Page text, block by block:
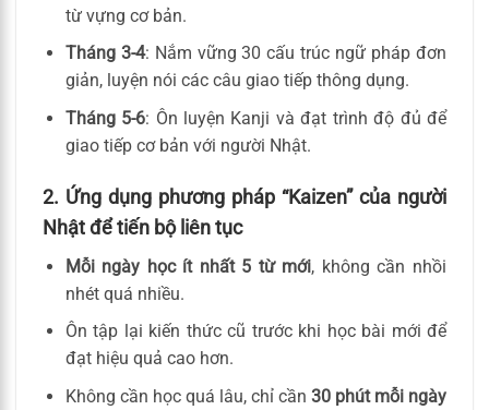
từ vựng cơ bản.
Tháng 3-4: Nắm vững 30 cấu trúc ngữ pháp đơn
giản, luyện nói các câu giao tiếp thông dụng.
Tháng 5-6: Ôn luyện Kanji và đạt trình độ đủ để
giao tiếp cơ bản với người Nhật.
2. Ứng dụng phương pháp “Kaizen” của người
Nhật để tiến bộ liên tục
Mỗi ngày học ít nhất 5 từ mới, không cần nhồi
nhét quá nhiều.
Ôn tập lại kiến thức cũ trước khi học bài mới để
đạt hiệu quả cao hơn.
Không cần học quá lâu, chỉ cần 30 phút mỗi ngày